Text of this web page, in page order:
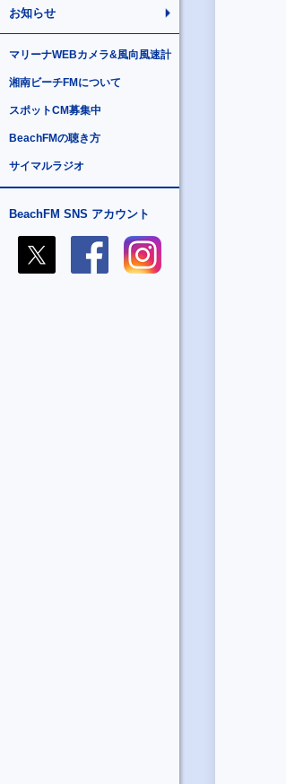
お知らせ
マリーナWEBカメラ&風向風速計
湘南ビーチFMについて
スポットCM募集中
BeachFMの聴き方
サイマルラジオ
BeachFM SNS アカウント